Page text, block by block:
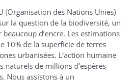
(Organisation des Nations Unies)
la question de la biodiversité, un
d’encre. Les estimations
10% de la superficie de terres
urbanisées. L’action humaine
naturels de millions d’espères
Nous assistons à un